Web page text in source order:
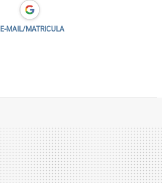
E-MAIL/MATRICULA